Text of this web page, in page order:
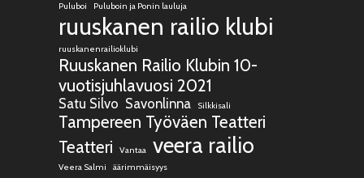
Puluboi Puluboin ja Ponin lauluja
ruuskanen railio klubi
ruuskanenrailioklubi
Ruuskanen Railio Klubin 10-
vuotisjuhlavuosi 2021
Satu Silvo Savonlinna Silkkisali
Tampereen Työväen Teatteri
Teatteri
Vantaa veera railio
Veera Salmi äärimmäisyys